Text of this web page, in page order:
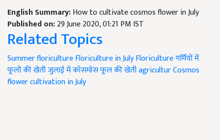
English Summary:How to cultivate cosmos flower in July
Published on:29 June 2020, 01:21 PM IST
Related Topics
Summer floricultureFloriculture in JulyFloricultureगर्मियों में
फूलों की खेतीजुलाई में कॉसमॉस फूल की खेतीagriculturCosmos
flower cultivation in July